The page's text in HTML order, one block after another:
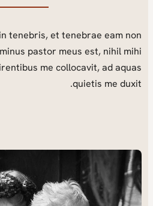
in tenebris, et tenebrae eam non
pastor meus est, nihil mihi
me collocavit, ad aquas
quietis me duxit.